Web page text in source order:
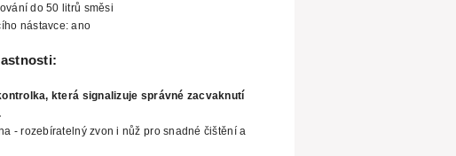
do 50 litrů směsi
nástavce: ano
která signalizuje správné zacvaknutí
- rozebíratelný zvon i nůž pro snadné čištění a